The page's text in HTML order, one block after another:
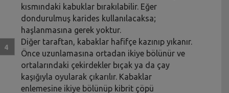
kısmındaki kabuklar bırakılabilir. Eğer
dondurulmuş karides kullanılacaksa;
haşlanmasına gerek yoktur.
Diğer taraftan, kabaklar hafifçe kazınıp yıkanır.
Önce uzunlamasına ortadan ikiye bölünür ve
ortalarındaki çekirdekler bıçak ya da çay
kaşığıyla oyularak çıkarılır. Kabaklar
enlemesine ikiye bölünüp kibrit çöpü